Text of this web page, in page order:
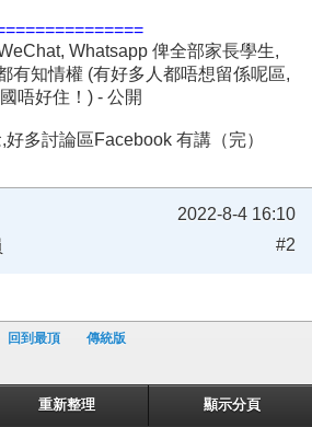
Whatsapp 俾全部家長學生,
有知情權 (有好多人都唔想留係呢區,
唔好住！) - 公開
多討論區Facebook 有講（完）
2022-8-4 16:10
#2
回到最頂 傳統版
重新整理 顯示分頁